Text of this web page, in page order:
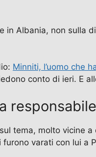
Albania, non sulla
Minniti, l’uomo che
conto di ieri. E
tema, molto vicine
varati con lui a